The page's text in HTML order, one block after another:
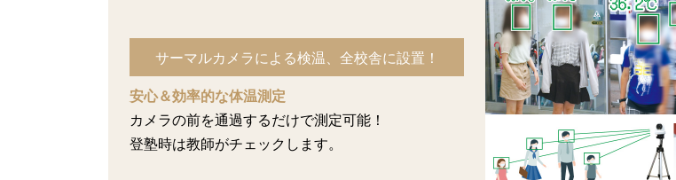
サーマルカメラによる検温、全校舎に設置！
安心＆効率的な体温測定
カメラの前を通過するだけで測定可能！
登塾時は教師がチェック します。